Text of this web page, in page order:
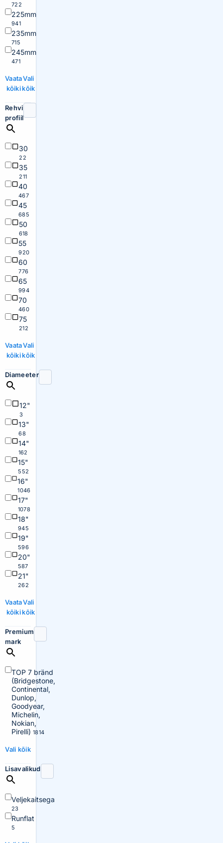
722
225mm
941
235mm
715
245mm
471
Vaata
kõiki
Vali
kõik
Rehvi
profiil
30
22
35
211
40
467
45
685
50
618
55
920
60
776
65
994
70
460
75
212
Vaata
kõiki
Vali
kõik
Diameeter
12"
3
13"
68
14"
162
15"
552
16"
1046
17"
1078
18"
945
19"
596
20"
587
21"
262
Vaata
kõiki
Vali
kõik
Premium
mark
TOP 7 bränd
(Bridgestone,
Continental,
Dunlop,
Goodyear,
Michelin,
Nokian,
Pirelli) 1814
Vali kõik
Lisavalikud
Veljekaitsega
23
Runflat
5